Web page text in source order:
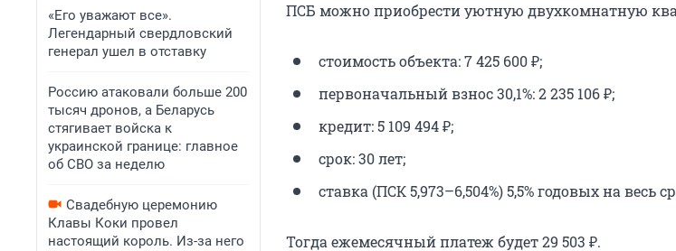
«Его уважают все».
Легендарный свердловский
генерал ушел в отставку
Россию атаковали больше 200
тысяч дронов, а Беларусь
стягивает войска к
украинской границе: главное
об СВО за неделю
Свадебную церемонию
Клавы Коки провел
настоящий король. Из-за него
ПСБ можно приобрести уютную двухкомнатную
стоимость объекта: 7 425 600 ₽;
первоначальный взнос 30,1%: 2 235 106 ₽;
кредит: 5 109 494 ₽;
срок: 30 лет;
ставка (ПСК 5,973–6,504%) 5,5% годовых на весь
Тогда ежемесячный платеж будет 29 503 ₽.